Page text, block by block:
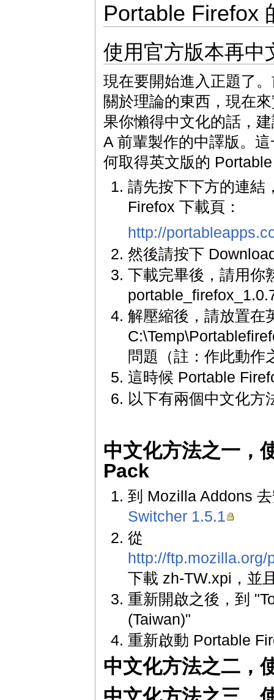
Portable Firefox
使用官方版本再中
現在要開始進入正題了
關於理論的東西，現在
果你懶得中文化的話，
A 前輩製作的中譯版。
何取得英文版的
請先按下下方的連結
Firefox 下載頁：
http://
然後請按下
下載完畢後，請用你
解壓縮後，請放置在
問題（註：作此動作
這時候 Portable
以下有兩個中文化方
中文化方法之一
Pack
到 Mozilla Addons
Switcher 1.5.1
從
http://
下載 zh-TW.xpi，並
重新開啟之後，到
(Taiwan)"
重新啟動 Portable
中文化方法之二，